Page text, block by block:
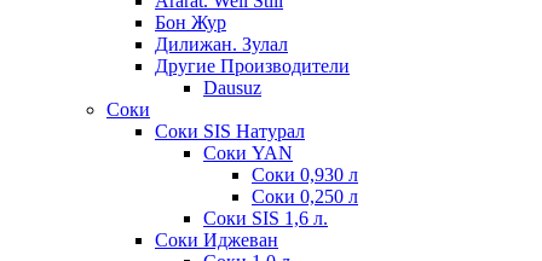
Бон Жур
Дилижан. Зулал
Другие Производители
Dausuz
Соки
Соки SIS Натурал
Соки YAN
Соки 0,930 л
Соки 0,250 л
Соки SIS 1,6 л.
Соки Иджеван